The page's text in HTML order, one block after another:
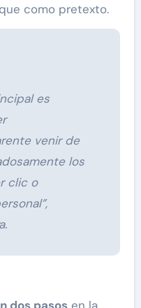
como pretexto.
es
venir de
los
clic o